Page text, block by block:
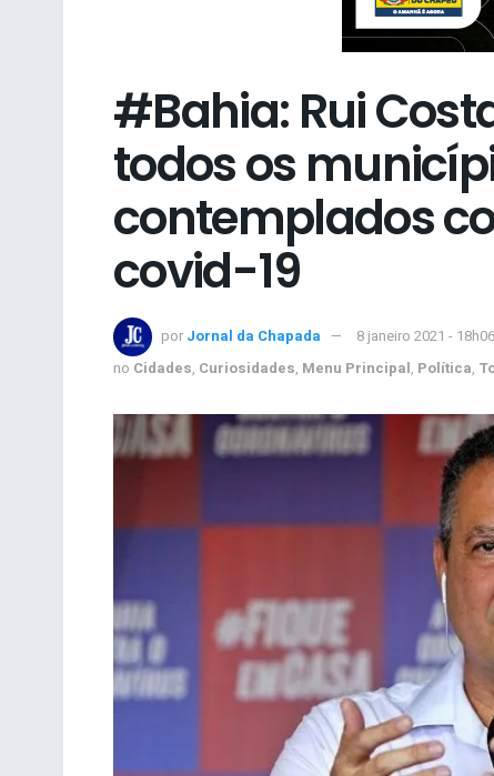
#Bahia: Rui
todos os
contemplados
covid-19
por Jornal da Chapada
8 janeiro 2021 - 18h06
no Cidades, Curiosidades, Menu Principal, Política,